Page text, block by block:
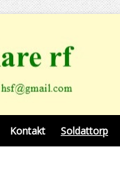
Kontakt Soldattorp